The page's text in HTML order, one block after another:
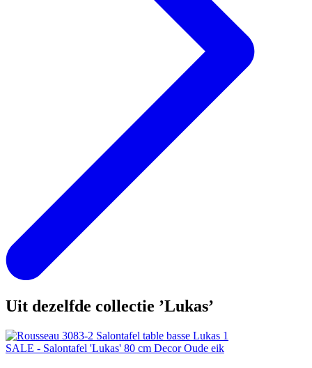
Uit dezelfde collectie ’Lukas’
SALE - Salontafel 'Lukas' 80 cm Decor Oude eik